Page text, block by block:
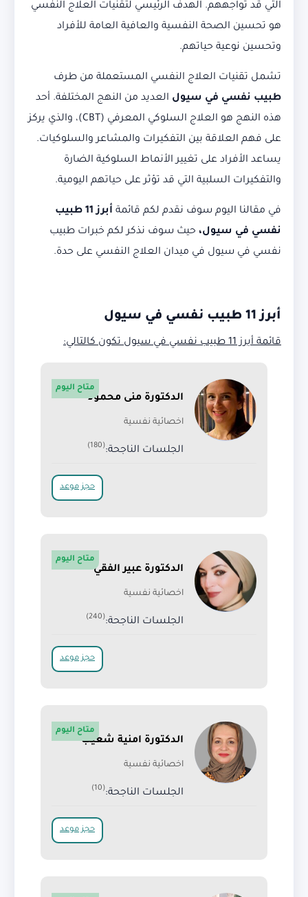
التي قد تواجههم. الهدف الرئيسي لتقنيات العلاج النفسي
هو تحسين الصحة النفسية والعافية العامة للأفراد
وتحسين نوعية حياتهم.
تشمل تقنيات العلاج النفسي المستعملة من طرف
طبيب نفسي في سيول العديد من النهج المختلفة. أحد
هذه النهج هو العلاج السلوكي المعرفي (CBT)، والذي يركز
على فهم العلاقة بين التفكيرات والمشاعر والسلوكيات.
يساعد الأفراد على تغيير الأنماط السلوكية الضارة
والتفكيرات السلبية التي قد تؤثر على حياتهم اليومية.
في مقالنا اليوم سوف نقدم لكم قائمة
أبرز 11 طبيب
نفسي في سيول، حيث سوف نذكر لكم خبرات طبيب
نفسي في سيول في ميدان العلاج النفسي على حدة.
أبرز 11 طبيب نفسي في سيول
قائمة أبرز 11 طبيب نفسي في سيول تكون كالتالي:
الدكتورة منى محمود
اخصائية نفسية
الجلسات الناجحة:(180)
متاح اليوم
حجز موعد
الدكتورة عبير الفقي
اخصائية نفسية
الجلسات الناجحة:(240)
متاح اليوم
حجز موعد
الدكتورة امنية شعيب
اخصائية نفسية
الجلسات الناجحة:(10)
متاح اليوم
حجز موعد